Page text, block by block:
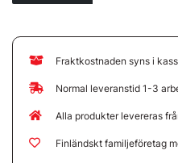
Fraktkostnaden syns i
Normal leveranstid 1-3
Alla produkter levereras
Finländskt familjeföretag